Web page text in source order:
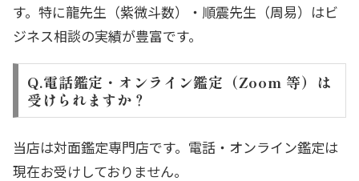
す。特に龍先生（紫微斗数）・順震先生（周易）はビ
ジネス相談の実績が豊富です。
Q.電話鑑定・オンライン鑑定（Zoom 等）は
受けられますか？
当店は対面鑑定専門店です。電話・オンライン鑑定は
現在お受けしておりません。